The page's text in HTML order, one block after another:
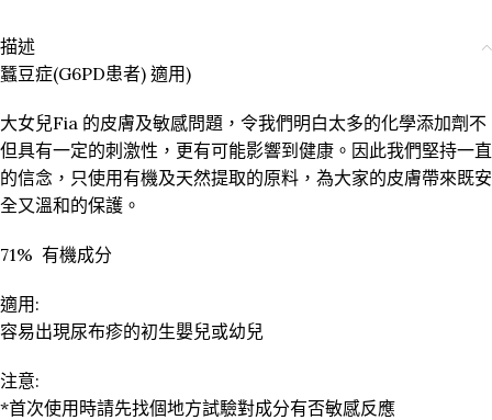
描述
蠶豆症(G6PD患者) 適用)
大女兒Fia 的皮膚及敏感問題，令我們明白太多的化學添加劑不
但具有一定的刺激性，更有可能影響到健康。因此我們堅持一直
的信念，只使用有機及天然提取的原料，為大家的皮膚帶來既安
全又溫和的保護。
71% 有機成分
適用:
容易出現尿布疹的初生嬰兒或幼兒
注意:
*首次使用時請先找個地方試驗對成分有否敏感反應